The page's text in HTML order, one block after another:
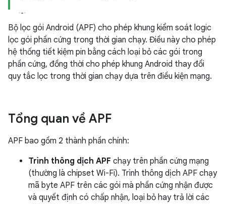
Bộ lọc gói Android (APF) cho phép khung kiểm soát logic
lọc gói phần cứng trong thời gian chạy. Điều này cho phép
hệ thống tiết kiệm pin bằng cách loại bỏ các gói trong
phần cứng, đồng thời cho phép khung Android thay đổi
quy tắc lọc trong thời gian chạy dựa trên điều kiện mạng.
Tổng quan về APF
APF bao gồm 2 thành phần chính:
Trình thông dịch APF chạy trên phần cứng mạng
(thường là chipset Wi-Fi). Trình thông dịch APF chạy
mã byte APF trên các gói mà phần cứng nhận được
và quyết định có chấp nhận, loại bỏ hay trả lời các